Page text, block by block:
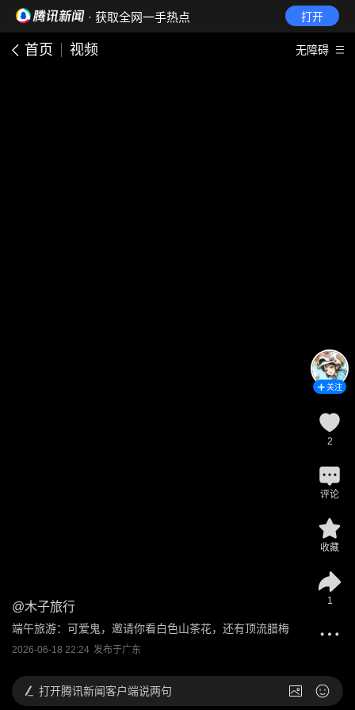
· 获取全网一手热点 打开
首页 视频 无障碍
@木子旅行
端午旅游：可爱鬼，邀请你看白色山茶花，还有顶流腊梅
2026-06-18 22:24 发布于广东
关注
2
评论
收藏
1
打开腾讯新闻客户端说两句